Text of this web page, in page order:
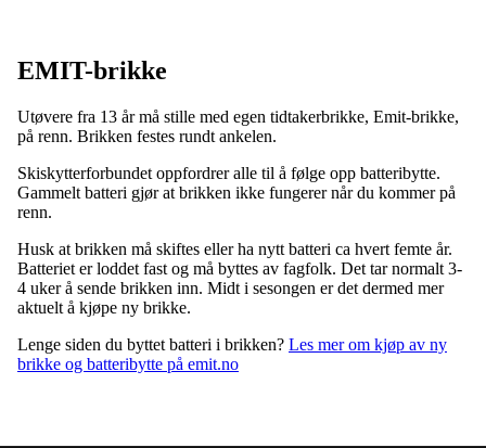
EMIT-brikke
Utøvere fra 13 år må stille med egen tidtakerbrikke, Emit-brikke,
på renn. Brikken festes rundt ankelen.
Skiskytterforbundet oppfordrer alle til å følge opp batteribytte.
Gammelt batteri gjør at brikken ikke fungerer når du kommer på
renn.
Husk at brikken må skiftes eller ha nytt batteri ca hvert femte år.
Batteriet er loddet fast og må byttes av fagfolk. Det tar normalt 3-
4 uker å sende brikken inn. Midt i sesongen er det dermed mer
aktuelt å kjøpe ny brikke.
Lenge siden du byttet batteri i brikken? Les mer om kjøp av ny
brikke og batteribytte på emit.no